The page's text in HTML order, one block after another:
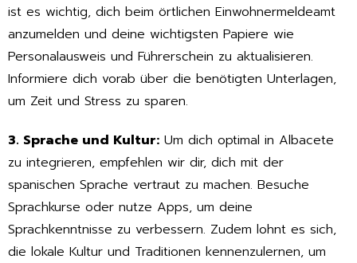
ist es wichtig, dich beim örtlichen Einwohnermeldeamt
anzumelden und deine wichtigsten Papiere wie
Personalausweis und Führerschein zu aktualisieren.
Informiere dich vorab über die benötigten Unterlagen,
um Zeit und Stress zu sparen.
3. Sprache und Kultur: Um dich optimal in Albacete
zu integrieren, empfehlen wir dir, dich mit der
spanischen Sprache vertraut zu machen. Besuche
Sprachkurse oder nutze Apps, um deine
Sprachkenntnisse zu verbessern. Zudem lohnt es sich,
die lokale Kultur und Traditionen kennenzulernen, um